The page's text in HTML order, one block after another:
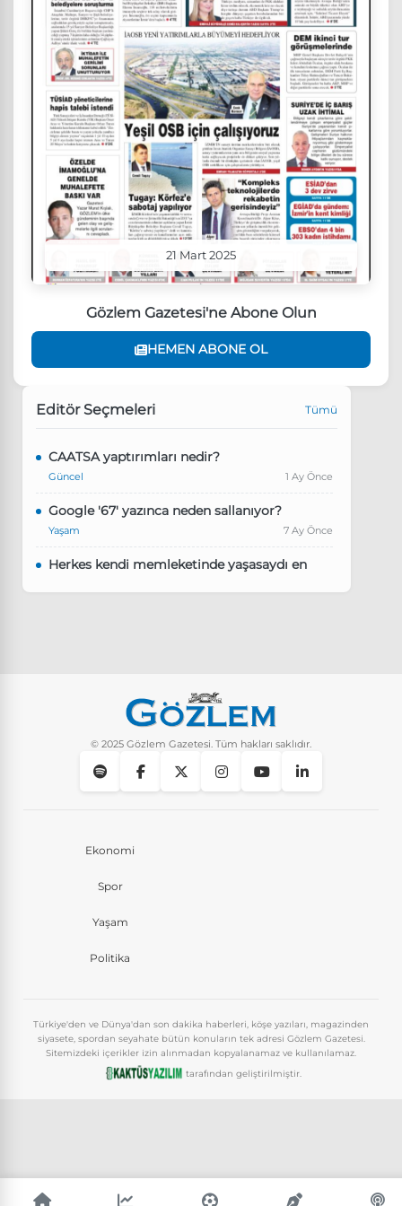
21 Mart 2025
Gözlem Gazetesi'ne Abone Olun
HEMEN ABONE OL
Editör Seçmeleri Tümü
CAATSA yaptırımları nedir?
Güncel 1 Ay Önce
Google '67' yazınca neden sallanıyor?
Yaşam 7 Ay Önce
Herkes kendi memleketinde yaşasaydı en
Instagram’da keşfet nasıl temizlenir?
© 2025 Gözlem Gazetesi. Tüm hakları saklıdır.
Ekonomi
Spor
Yaşam
Politika
Türkiye'den ve Dünya'dan son dakika haberleri, köşe yazıları, magazinden
siyasete, spordan seyahate bütün konuların tek adresi Gözlem Gazetesi.
Sitemizdeki içerikler izin alınmadan kopyalanamaz ve kullanılamaz.
tarafından geliştirilmiştir.